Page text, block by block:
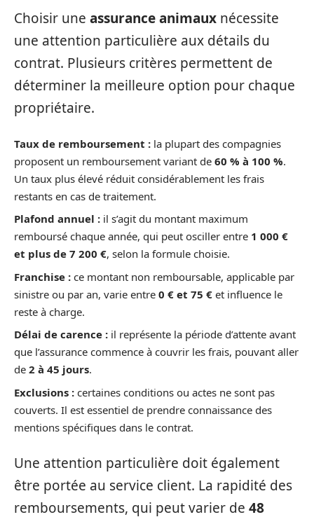
Choisir une assurance animaux nécessite
une attention particulière aux détails du
contrat. Plusieurs critères permettent de
déterminer la meilleure option pour chaque
propriétaire.
Taux de remboursement : la plupart des compagnies
proposent un remboursement variant de 60 % à 100 %.
Un taux plus élevé réduit considérablement les frais
restants en cas de traitement.
Plafond annuel : il s’agit du montant maximum
remboursé chaque année, qui peut osciller entre 1 000 €
et plus de 7 200 €, selon la formule choisie.
Franchise : ce montant non remboursable, applicable par
sinistre ou par an, varie entre 0 € et 75 € et influence le
reste à charge.
Délai de carence : il représente la période d’attente avant
que l’assurance commence à couvrir les frais, pouvant aller
de 2 à 45 jours.
Exclusions : certaines conditions ou actes ne sont pas
couverts. Il est essentiel de prendre connaissance des
mentions spécifiques dans le contrat.
Une attention particulière doit également
être portée au service client. La rapidité des
remboursements, qui peut varier de 48